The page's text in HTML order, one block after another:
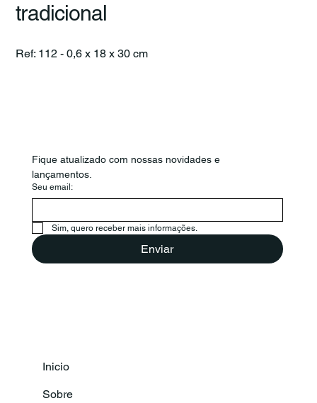
tradicional
Ref: 112 - 0,6 x 18 x 30 cm
Fique atualizado com nossas novidades e
lançamentos.
Seu email:
Sim, quero receber mais informações.
Enviar
Inicio
Sobre